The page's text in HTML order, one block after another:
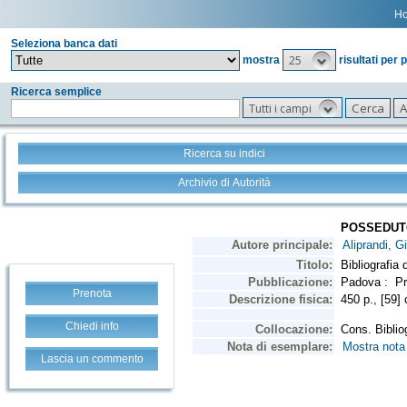
Seleziona banca dati
mostra
25 risultati per
Ricerca semplice
Tutti i campi
Ricerca su indici
Archivio di Autorità
Prenota
Chiedi info
Lascia un commento